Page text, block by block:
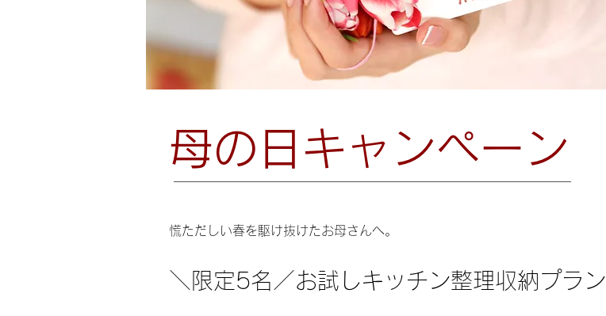
母の日キャンペーン
慌ただしい春を駆け抜けたお母さんへ。
＼限定5名／お試しキッチン整理収納プラン